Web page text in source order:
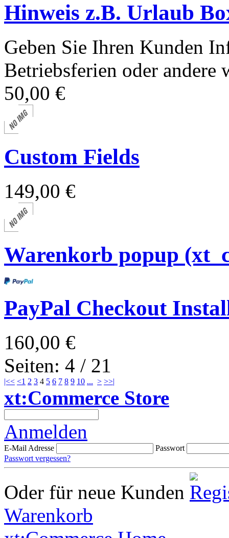
Hinweis z.B. Urlaub
Geben Sie Ihren Kunden
Betriebsferien oder
50,00 €
Custom Fields
149,00 €
Warenkorb popup
PayPal Checkout
160,00 €
Seiten: 4 / 21
|<< <1 2 3 4 5 6 7 8 9 10 ... > >>|
xt:Commerce Store
Anmelden
E-Mail Adresse
Passwort
Passwort vergessen?
Oder für neue Kunden
Warenkorb